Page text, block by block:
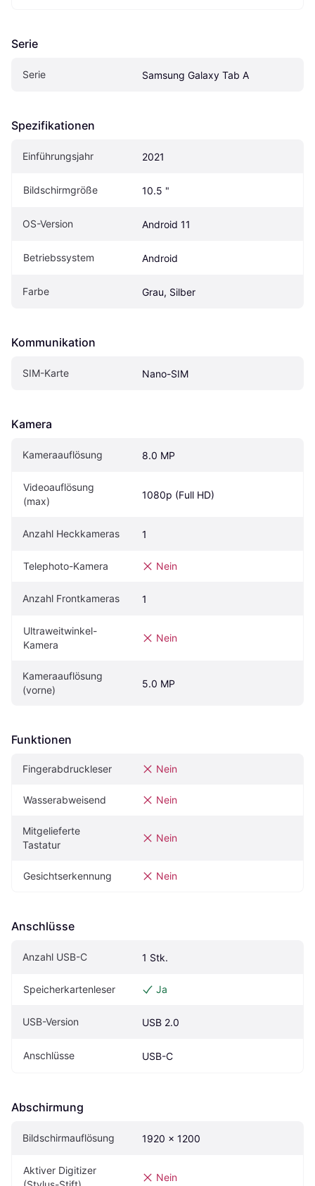
Serie
Serie Samsung Galaxy Tab A
Spezifikationen
Einführungsjahr 2021
Bildschirmgröße 10.5 "
OS-Version Android 11
Betriebssystem Android
Farbe Grau, Silber
Kommunikation
SIM-Karte Nano-SIM
Kamera
Kameraauflösung 8.0 MP
Videoauflösung
(max)
1080p (Full HD)
Anzahl Heckkameras 1
Telephoto-Kamera Nein
Anzahl Frontkameras 1
Ultraweitwinkel-
Kamera
Nein
Kameraauflösung
(vorne)
5.0 MP
Funktionen
Fingerabdruckleser Nein
Wasserabweisend Nein
Mitgelieferte
Tastatur
Nein
Gesichtserkennung Nein
Anschlüsse
Anzahl USB-C 1 Stk.
Speicherkartenleser Ja
USB-Version USB 2.0
Anschlüsse USB-C
Abschirmung
Bildschirmauflösung 1920 x 1200
Aktiver Digitizer
Nein